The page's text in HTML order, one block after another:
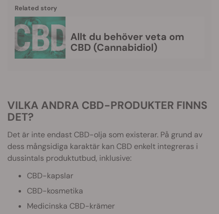
Related story
Allt du behöver veta om
CBD (Cannabidiol)
VILKA ANDRA CBD-PRODUKTER FINNS
DET?
Det är inte endast CBD-olja som existerar. På grund av
dess mångsidiga karaktär kan CBD enkelt integreras i
dussintals produktutbud, inklusive:
CBD-kapslar
CBD-kosmetika
Medicinska CBD-krämer